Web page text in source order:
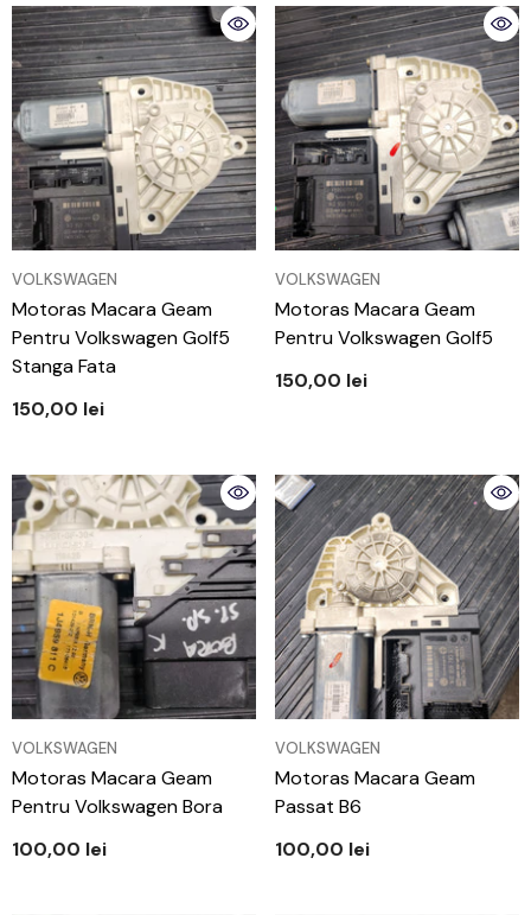
VÂNZĂTOR:
VOLKSWAGEN
Motoras Macara Geam
Pentru Volkswagen Golf5
Stanga Fata
150,00 lei
VÂNZĂTOR:
VOLKSWAGEN
Motoras Macara Geam
Pentru Volkswagen Golf5
150,00 lei
VÂNZĂTOR:
VOLKSWAGEN
Motoras Macara Geam
Pentru Volkswagen Bora
100,00 lei
VÂNZĂTOR:
VOLKSWAGEN
Motoras Macara Geam
Passat B6
100,00 lei